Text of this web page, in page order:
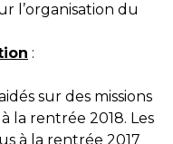
l’organisation du
:
sur des missions
la rentrée 2018. Les
à la rentrée 2017